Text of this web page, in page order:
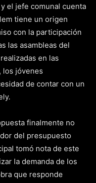
el jefe comunal cuenta
tiene un origen
con la participación
las asambleas del
en las
los jóvenes
de contar con un
finalmente no
del presupuesto
tomó nota de este
la demanda de los
que responde